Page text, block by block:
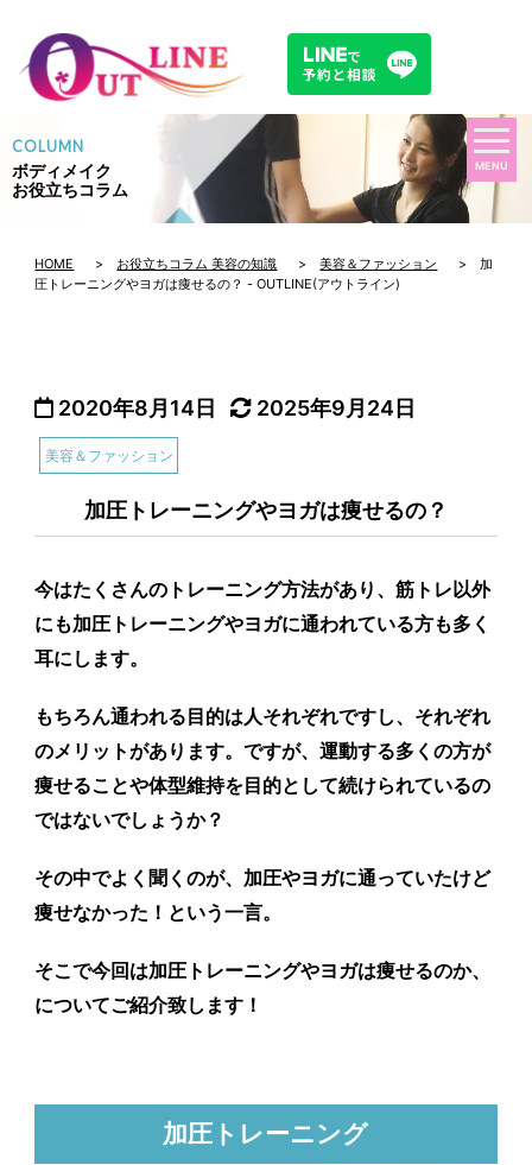
COLUMN
ボディメイク
お役立ちコラム
MENU
HOME > お役立ちコラム 美容の知識 >美容＆ファッション
> 加
圧トレーニングやヨガは痩せるの？ - OUTLINE(アウトライン)
2020年8月14日 2025年9月24日
美容＆ファッション
加圧トレーニングやヨガは痩せるの？
今はたくさんのトレーニング方法があり、筋トレ以外
にも加圧トレーニングやヨガに通われている方も多く
耳にします。
もちろん通われる目的は人それぞれですし、それぞれ
のメリットがあります。ですが、運動する多くの方が
痩せることや体型維持を目的として続けられているの
ではないでしょうか？
その中でよく聞くのが、加圧やヨガに通っていたけど
痩せなかった！という一言。
そこで今回は加圧トレーニングやヨガは痩せるのか、
についてご紹介致します！
加圧トレーニング